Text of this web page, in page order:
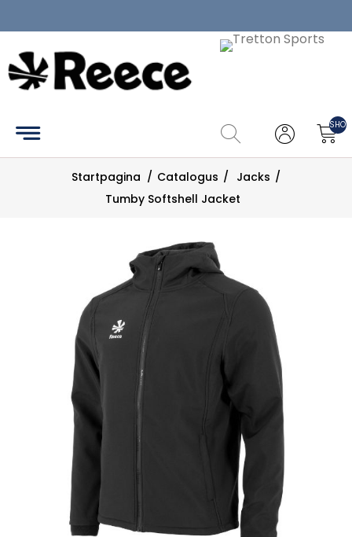
Home
Catalogus
Maattabel
Startpagina / Catalogus / Jacks /
Tumby Softshell Jacket